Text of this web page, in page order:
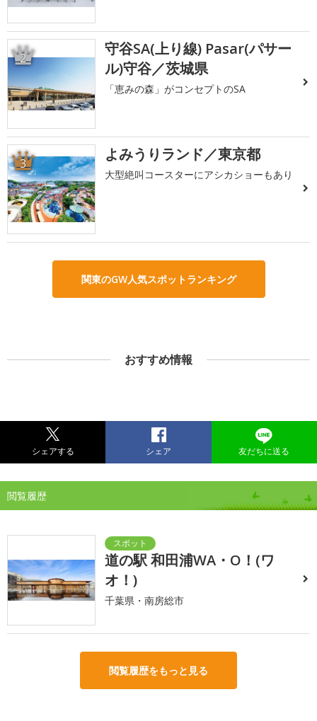
2
守谷SA(上り線) Pasar(パサー
ル)守谷／茨城県
「恵みの森」がコンセプトのSA
3 よみうりランド／東京都
大型絶叫コースターにアシカショーもあり
関東のGW人気スポットランキング
おすすめ情報
シェアする シェア 友だちに送る
閲覧履歴
道の駅 和田浦WA・O！(ワ
オ！)
千葉県・南房総市
閲覧履歴をもっと見る